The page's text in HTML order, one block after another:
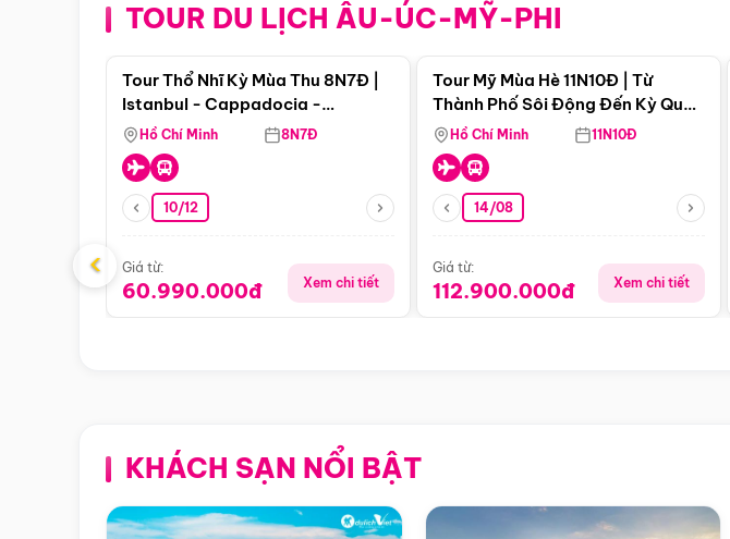
TOUR DU LỊCH ÂU-ÚC-MỸ-PHI
Điểm nổi bật
Tour Thổ Nhĩ Kỳ Mùa Thu 8N7Đ |
Istanbul - Cappadocia -
Pamukkale
Hồ Chí Minh 8N7Đ
10/12
Giá từ:
60.990.000đ Xem chi tiết
Tour Mỹ Mùa Hè 11N10Đ | Từ
Thành Phố Sôi Động Đến Kỳ Quan
Thiên Nhiên Mỹ
Hồ Chí Minh 11N10Đ
14/08
Giá từ:
112.900.000đ Xem chi tiết
‹
KHÁCH SẠN NỔI BẬT